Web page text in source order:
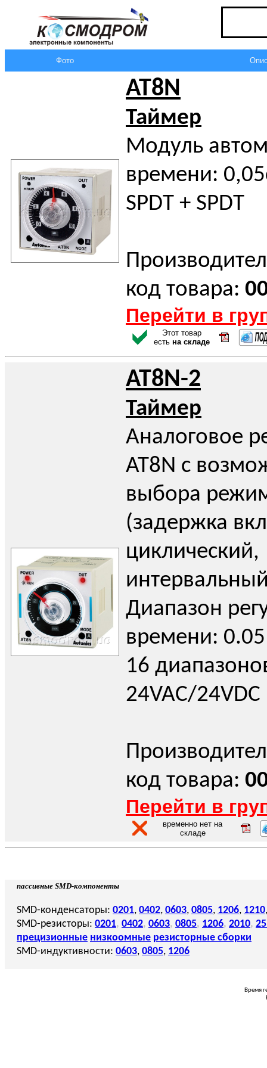
Фото
AT8N
Таймер
Модуль
времени:
SPDT + SPDT
код товара:
Перейти в
Этот товар
есть на складе
AT8N-2
Таймер
Аналоговое
AT8N с
выбора
(задержка
циклический,
Диапазон
времени:
16
24VAC/24VDC
код товара:
Перейти в
временно нет на
складе
пассивные SMD-компоненты
SMD-конденсаторы: 0201, 0402, 0603, 0805, 1206, 1210,
SMD-резисторы: 0201, 0402, 0603, 0805, 1206, 2010,
прецизионные низкоомные резисторные сборки
SMD-индуктивности: 0603, 0805, 1206
Время